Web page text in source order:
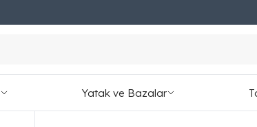
Yatak ve Bazalar